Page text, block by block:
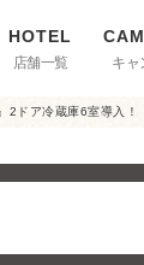
店舗一覧 キャ
2ドア冷蔵庫6室導入！